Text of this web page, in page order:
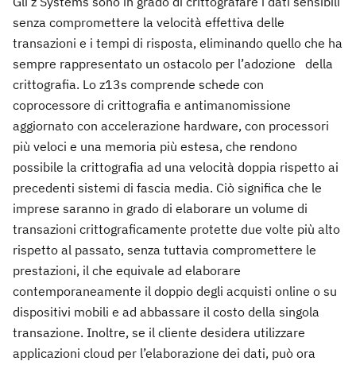
senza compromettere la velocità effettiva delle
transazioni e i tempi di risposta, eliminando quello che ha
sempre rappresentato un ostacolo per l’adozione della
crittografia. Lo z13s comprende schede con
coprocessore di crittografia e antimanomissione
aggiornato con accelerazione hardware, con processori
più veloci e una memoria più estesa, che rendono
possibile la crittografia ad una velocità doppia rispetto ai
precedenti sistemi di fascia media. Ciò significa che le
imprese saranno in grado di elaborare un volume di
transazioni crittograficamente protette due volte più alto
rispetto al passato, senza tuttavia compromettere le
prestazioni, il che equivale ad elaborare
contemporaneamente il doppio degli acquisti online o su
dispositivi mobili e ad abbassare il costo della singola
transazione. Inoltre, se il cliente desidera utilizzare
applicazioni cloud per l’elaborazione dei dati, può ora